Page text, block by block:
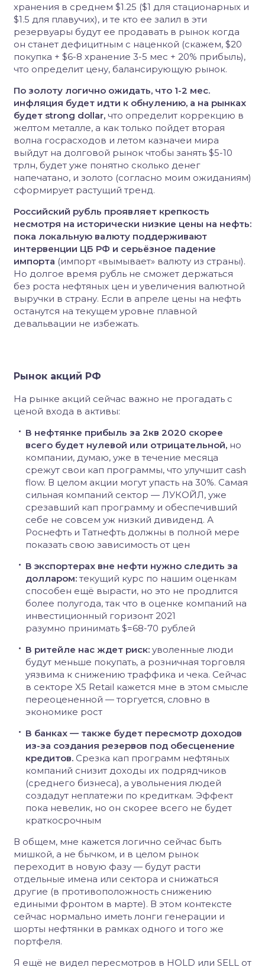
хранения в среднем $1.25 ($1 для стационарных и
$1.5 для плавучих), и те кто ее залил в эти
резервуары будут ее продавать в рынок когда
он станет дефицитным с наценкой (скажем, $20
покупка + $6-8 хранение 3-5 мес + 20% прибыль),
что определит цену, балансирующую рынок.
По золоту логично ожидать, что 1-2 мес.
инфляция будет идти к обнулению, а на рынках
будет strong dollar, что определит коррекцию в
желтом металле, а как только пойдет вторая
волна госрасходов и летом казначеи мира
выйдут на долговой рынок чтобы занять $5-10
трлн, будет уже понятно сколько денег
напечатано, и золото (согласно моим ожиданиям)
сформирует растущий тренд.
Российский рубль проявляет крепкость
несмотря на исторически низкие цены на нефть:
пока локальную валюту поддерживают
интервенции ЦБ РФ и серьёзное падение
импорта (импорт «вымывает» валюту из страны).
Но долгое время рубль не сможет держаться
без роста нефтяных цен и увеличения валютной
выручки в страну. Если в апреле цены на нефть
останутся на текущем уровне плавной
девальвации не избежать.
Рынок акций РФ
На рынке акций сейчас важно не прогадать с
ценой входа в активы:
В нефтянке прибыль за 2кв 2020 скорее
всего будет нулевой или отрицательной, но
компании, думаю, уже в течение месяца
срежут свои кап программы, что улучшит cash
flow. В целом акции могут упасть на 30%. Самая
сильная компаний сектор — ЛУКОЙЛ, уже
срезавший кап программу и обеспечивший
себе не совсем уж низкий дивиденд. А
Роснефть и Татнефть должны в полной мере
показать свою зависимость от цен
В экспортерах вне нефти нужно следить за
долларом: текущий курс по нашим оценкам
способен ещё вырасти, но это не продлится
более полугода, так что в оценке компаний на
инвестиционный горизонт 2021
разумно принимать $=68-70 рублей
В ритейле нас ждет риск: уволенные люди
будут меньше покупать, а розничная торговля
уязвима к снижению траффика и чека. Сейчас
в секторе X5 Retail кажется мне в этом смысле
переоцененной — торгуется, словно в
экономике рост
В банках — также будет пересмотр доходов
из-за создания резервов под обесценение
кредитов. Срезка кап программ нефтяных
компаний снизит доходы их подрядчиков
(среднего бизнеса), а увольнения людей
создадут неплатежи по кредиткам. Эффект
пока невелик, но он скорее всего не будет
краткосрочным
В общем, мне кажется логично сейчас быть
мишкой, а не бычком, и в целом рынок
переходит в новую фазу — будут расти
отдельные имена или сектора и снижаться
другие (в противоположность снижению
едиными фронтом в марте). В этом контексте
сейчас нормально иметь лонги генерации и
шорты нефтянки в рамках одного и того же
портфеля.
Я ещё не видел пересмотров в HOLD или SELL от